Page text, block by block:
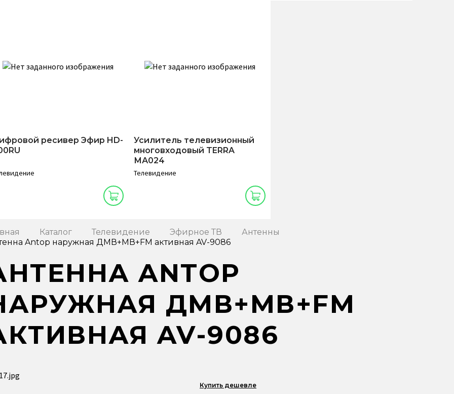
ресивер Эфир HD-
Усилитель телевизионный
многовходовый TERRA
МА024
Телевидение
Каталог Телевидение Эфирное ТВ
Антенны
Antop наружная ДМВ+МВ+FM активная AV-9086
ANTOP
ДМВ+МВ+FM
AV-9086
Купить дешевле